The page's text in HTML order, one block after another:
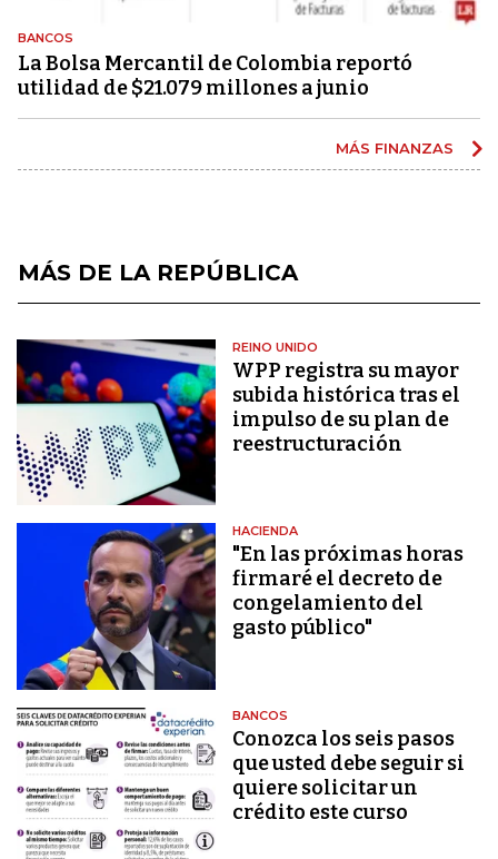
BANCOS
La Bolsa Mercantil de Colombia reportó
utilidad de $21.079 millones a junio
MÁS FINANZAS
MÁS DE LA REPÚBLICA
REINO UNIDO
WPP registra su mayor
subida histórica tras el
impulso de su plan de
reestructuración
HACIENDA
"En las próximas horas
firmaré el decreto de
congelamiento del
gasto público"
BANCOS
Conozca los seis pasos
que usted debe seguir si
quiere solicitar un
crédito este curso